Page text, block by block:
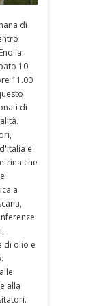
di
10
11.00
di
e
che
a
di olio e
alla